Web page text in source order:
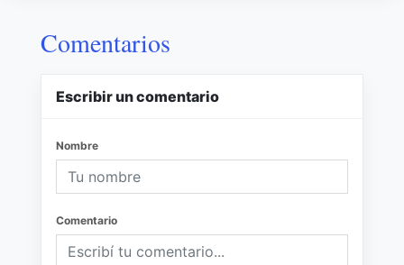
Comentarios
Escribir un comentario
Nombre
Comentario